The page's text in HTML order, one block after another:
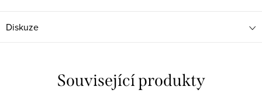
Diskuze
Související produkty